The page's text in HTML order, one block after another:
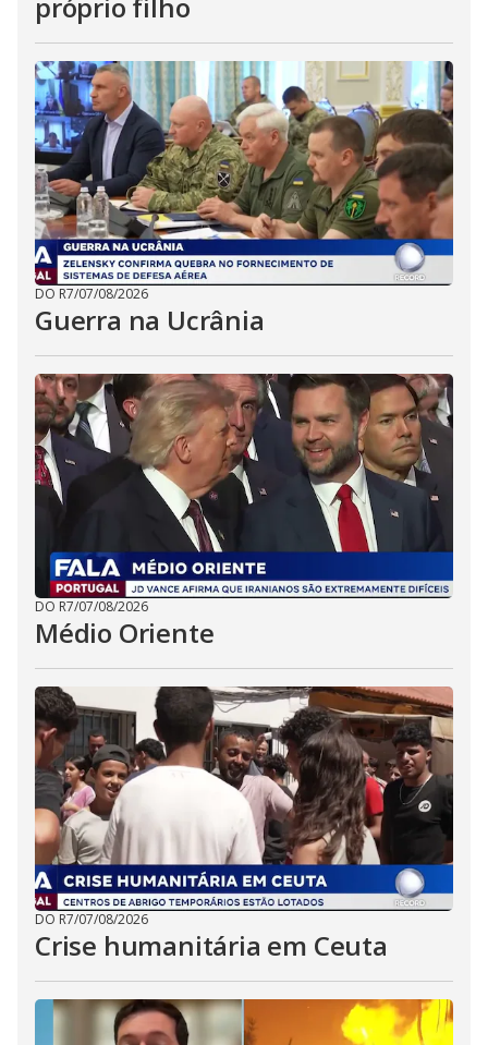
DO R7/07/08/2026
Guerra na Ucrânia
DO R7/07/08/2026
Médio Oriente
DO R7/07/08/2026
Crise humanitária em Ceuta